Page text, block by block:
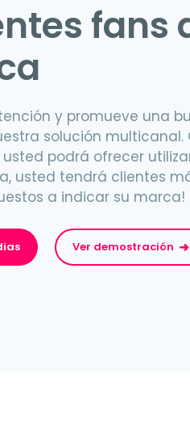
fans
y promueve una
solución multicanal.
podrá ofrecer
usted tendrá clientes
a indicar su marca!
Ver demostración